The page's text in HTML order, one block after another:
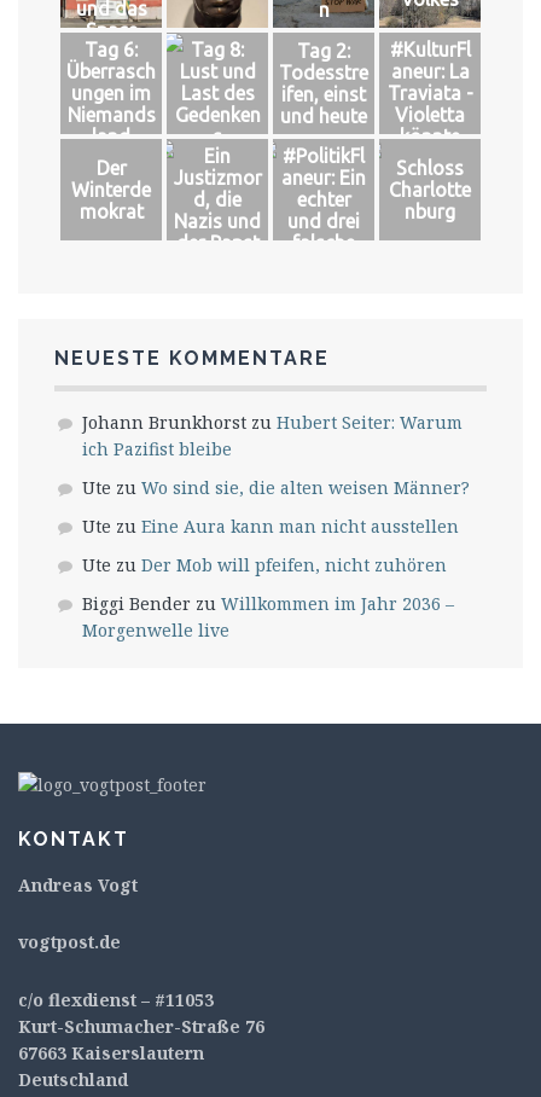
und das
Space
n
Tag 6:
Überrasch
ungen im
Niemands
land
Tag 8:
Lust und
Last des
Gedenken
s
Tag 2:
Todesstre
ifen, einst
und heute
#KulturFl
aneur: La
Traviata -
Violetta
könnte
leben
Der
Winterde
mokrat
Ein
Justizmor
d, die
Nazis und
der Papst
#PolitikFl
aneur: Ein
echter
und drei
falsche
Schloss
Charlotte
nburg
NEUESTE KOMMENTARE
Johann Brunkhorst zu Hubert Seiter: Warum
ich Pazifist bleibe
Ute zu Wo sind sie, die alten weisen Männer?
Ute zu Eine Aura kann man nicht ausstellen
Ute zu Der Mob will pfeifen, nicht zuhören
Biggi Bender zu Willkommen im Jahr 2036 –
Morgenwelle live
KONTAKT
Andreas Vogt
vogtpost.de
c/o flexdienst – #11053
Kurt-Schumacher-Straße 76
67663 Kaiserslautern
Deutschland